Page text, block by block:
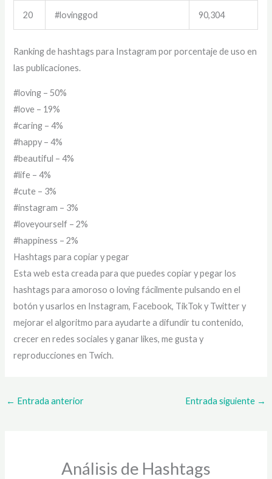
20 #lovinggod 90,304
Ranking de hashtags para Instagram por porcentaje de uso en
las publicaciones.
#loving – 50%
#love – 19%
#caring – 4%
#happy – 4%
#beautiful – 4%
#life – 4%
#cute – 3%
#instagram – 3%
#loveyourself – 2%
#happiness – 2%
Hashtags para copiar y pegar
Esta web esta creada para que puedes copiar y pegar los
hashtags para amoroso o loving fácilmente pulsando en el
botón y usarlos en Instagram, Facebook, TikTok y Twitter y
mejorar el algoritmo para ayudarte a difundir tu contenido,
crecer en redes sociales y ganar likes, me gusta y
reproducciones en Twich.
← Entrada anterior Entrada siguiente →
Análisis de Hashtags